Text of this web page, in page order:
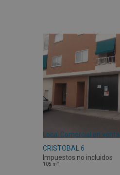
Local Comercial en venta
CRISTOBAL 6
Impuestos no incluidos
105 m 2